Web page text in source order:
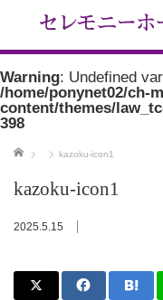
Warning: Undefined
/home/ponynet02/ch-
content/themes/
398
ホーム kazoku-icon1
kazoku-icon1
2025.5.15